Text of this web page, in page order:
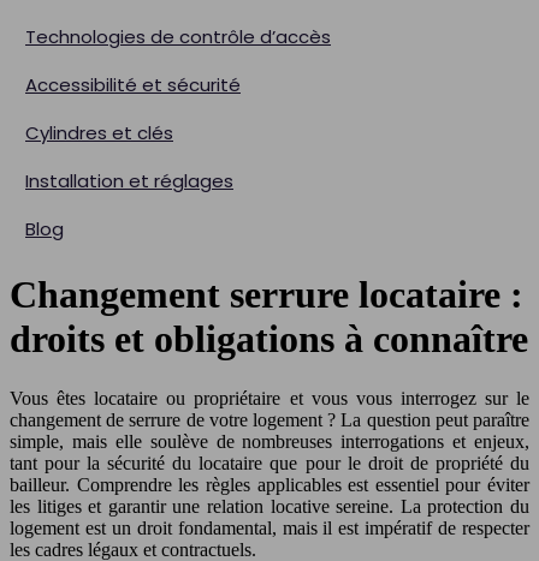
Technologies de contrôle d’accès
Accessibilité et sécurité
Cylindres et clés
Installation et réglages
Blog
Changement serrure locataire :
droits et obligations à connaître
Vous êtes locataire ou propriétaire et vous vous interrogez sur le
changement de serrure de votre logement ? La question peut paraître
simple, mais elle soulève de nombreuses interrogations et enjeux,
tant pour la sécurité du locataire que pour le droit de propriété du
bailleur. Comprendre les règles applicables est essentiel pour éviter
les litiges et garantir une relation locative sereine. La protection du
logement est un droit fondamental, mais il est impératif de respecter
les cadres légaux et contractuels.